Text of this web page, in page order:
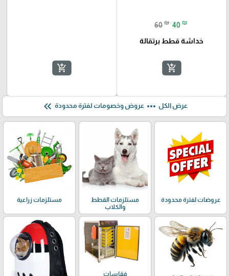
60 ₪ 40 ₪
خداشة قطط برتقالة
add_shopping_cart
add_shopping_cart
عرض الكل more_horiz عروض وخصومات لفترة محدودة keyboard_double_arrow_left
عروضات لفترة محدودة
مستلزمات القطط
والكلاب
مستلزمات زراعية
فقاسات